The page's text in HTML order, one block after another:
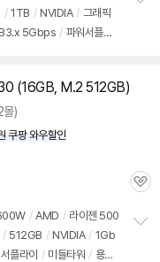
/ 1TB / NVIDIA / 그래픽
5Gbps / 파워서플라
(16GB, M.2 512GB)
몰)
쿠팡 와우할인
관
/ AMD / 라이젠 500
/ 512GB / NVIDIA / 1Gb
플라이 / 미들타워 / 용도: